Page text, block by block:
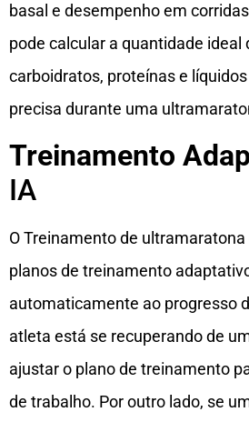
basal e desempenho em
pode calcular a quantidade ideal
carboidratos, proteínas e
precisa durante uma
Treinamento
IA
O Treinamento de
planos de treinamento
automaticamente ao progresso
atleta está se recuperando de
ajustar o plano de treinamento
de trabalho. Por outro lado, se